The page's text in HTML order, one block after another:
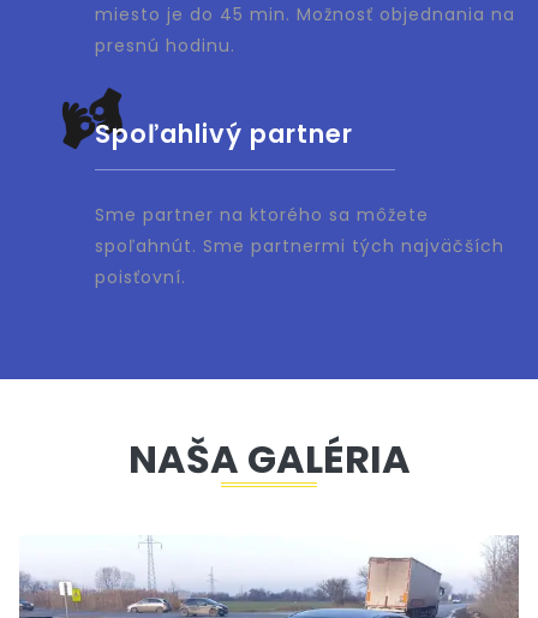
miesto je do 45 min. Možnosť objednania na
presnú hodinu.
Spoľahlivý partner
Sme partner na ktorého sa môžete
spoľahnút. Sme partnermi tých najväčších
poisťovní.
NAŠA GALÉRIA